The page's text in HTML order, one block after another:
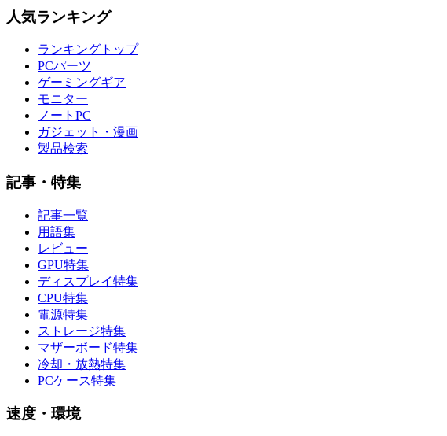
人気ランキング
ランキングトップ
PCパーツ
ゲーミングギア
モニター
ノートPC
ガジェット・漫画
製品検索
記事・特集
記事一覧
用語集
レビュー
GPU特集
ディスプレイ特集
CPU特集
電源特集
ストレージ特集
マザーボード特集
冷却・放熱特集
PCケース特集
速度・環境